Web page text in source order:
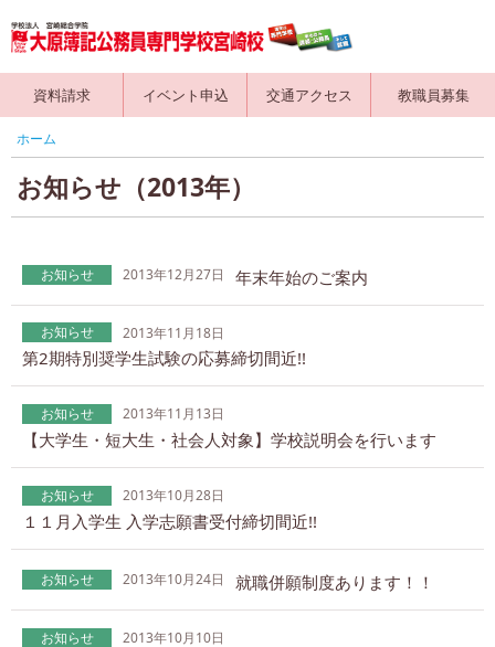
資料請求 イベント申込 交通アクセス 教職員募集
ホーム
お知らせ（2013年）
お知らせ 2013年12月27日 年末年始のご案内
お知らせ 2013年11月18日
第2期特別奨学生試験の応募締切間近!!
お知らせ 2013年11月13日
【大学生・短大生・社会人対象】学校説明会を行います
お知らせ 2013年10月28日
１１月入学生 入学志願書受付締切間近!!
お知らせ 2013年10月24日 就職併願制度あります！！
お知らせ 2013年10月10日